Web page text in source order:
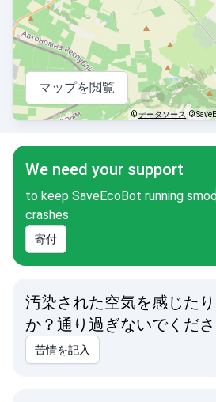
マップを閲覧
©データソース ©
We need your support
to keep SaveEcoBot running
crashes
寄付
汚染された空気を感じた
か？通り過ぎないでくださ
苦情を記入